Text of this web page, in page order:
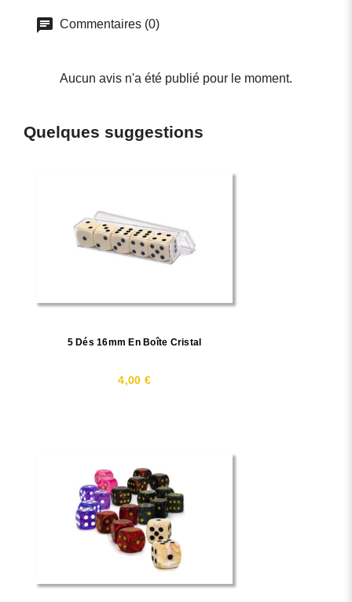
Commentaires (0)
Aucun avis n'a été publié pour le moment.
Quelques suggestions
5 Dés 16mm En Boîte Cristal
4,00 €